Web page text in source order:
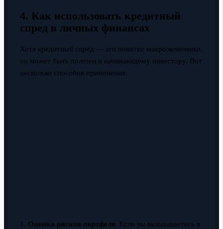
4. Как использовать кредитный
спред в личных финансах
Хотя кредитный спред — это понятие макроэкономики,
он может быть полезен и начинающему инвестору. Вот
несколько способов применения:
1. Оценка рисков портфеля. Если вы вкладываетесь в